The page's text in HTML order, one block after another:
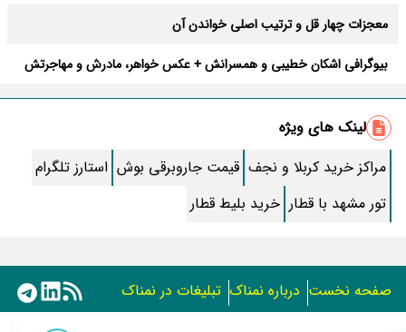
معجزات چهار قل و ترتیب اصلی خواندن آن
بیوگرافی اشکان خطیبی و همسرانش + عکس خواهر، مادرش و مهاجرتش
متن کامل زیارت عاشورا همراه با ترجمه و صوت
متن زیارت عاشورا بدون ترجمه با خط درشت و خوانا
متن تبریک تولد رسمی لاکچری و باکلاس کوتاه
قوی ترین ترفند برای از بین بردن حشره برنج
راه جلوگیری از قضا شدن نماز صبح + نظر آیت الله بهجت
هر وقت خواب بد دیدی این ذکر رو بگو
لینک های ویژه
مراکز خرید کربلا و نجف قیمت جاروبرقی بوش استارز تلگرام
تور مشهد با قطار خرید بلیط قطار
صفحه نخست درباره نمناک تبلیغات در نمناک